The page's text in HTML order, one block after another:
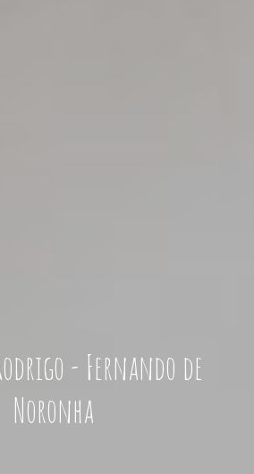
- Fernando de
Noronha